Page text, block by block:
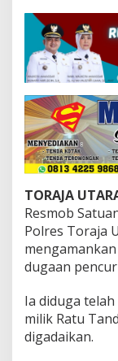
TORAJA
Resmob
Polres Toraja
dugaan
Ia diduga
milik Ratu
digadaikan.